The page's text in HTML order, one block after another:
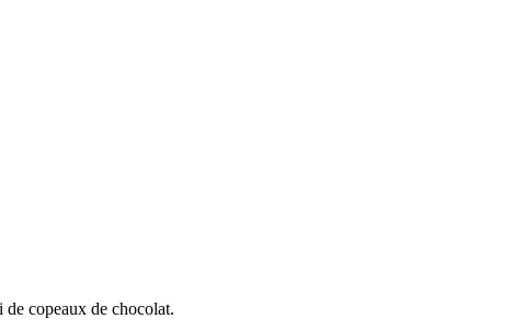
de copeaux de chocolat.